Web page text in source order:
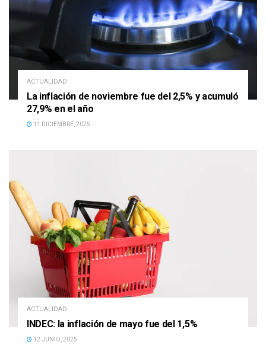
ACTUALIDAD
La inflación de noviembre fue del 2,5% y acumuló
27,9% en el año
11 DICIEMBRE, 2025
ACTUALIDAD
INDEC: la inflación de mayo fue del 1,5%
12 JUNIO, 2025